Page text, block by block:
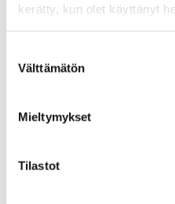
kerätty, kun olet käyttänyt
valinta
Välttämätön
Mieltymykset
Tilastot
Lisää kalenteriin
TIEDOT
to 8.6.2023 19:00